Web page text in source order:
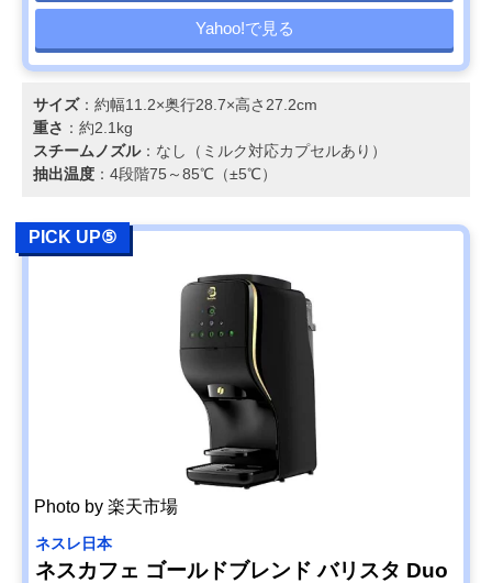
Yahoo!で見る
サイズ：約幅11.2×奥行28.7×高さ27.2cm
重さ ：約2.1kg
スチームノズル：なし（ミルク対応カプセルあり）
抽出温度 ：4段階75～85℃（±5℃）
PICK UP⑤
Photo by 楽天市場
ネスレ日本
ネスカフェ ゴールドブレンド バリスタ Duo